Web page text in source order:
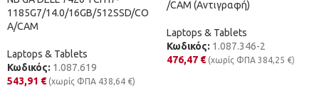
1185G7/14.0/16GB/512SSD/CO
A/CAM
Laptops & Tablets
Κωδικός: 1.087.619
543,91 € (χωρίς ΦΠΑ 438,64 €)
/CAM (Αντιγραφή)
Laptops & Tablets
Κωδικός: 1.087.346-2
476,47 € (χωρίς ΦΠΑ 384,25 €)